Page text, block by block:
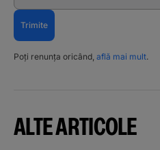
Trimite
Poți renunța oricând, află mai mult.
ALTE ARTICOLE